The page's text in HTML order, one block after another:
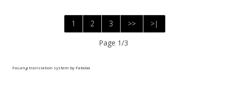
1 2 3 >>
>|
Page 1/3
FaLang translation system by Faboba